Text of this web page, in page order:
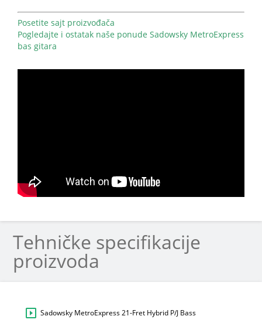
Posetite sajt proizvođača
Pogledajte i ostatak naše ponude Sadowsky MetroExpress
bas gitara
Tehničke specifikacije
proizvoda
Sadowsky MetroExpress 21-Fret Hybrid P/J Bass